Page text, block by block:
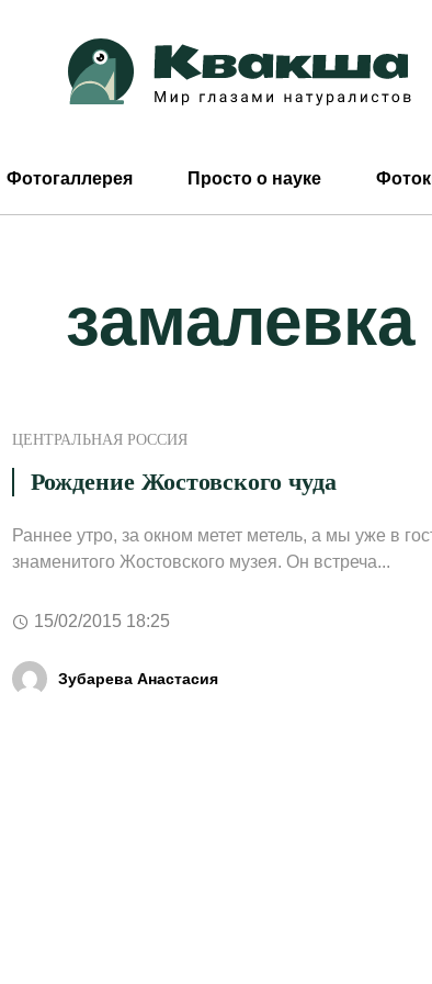
Фотогаллерея Просто о науке
замалевка
ЦЕНТРАЛЬНАЯ РОССИЯ
Рождение Жостовского чуда
Раннее утро, за окном метет метель, а мы уже в
знаменитого Жостовского музея. Он встреча...
15/02/2015 18:25
Зубарева Анастасия